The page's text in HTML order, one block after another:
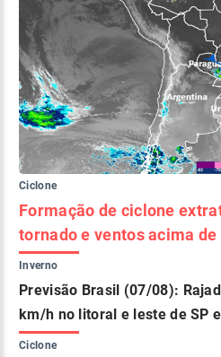
Ciclone
Formação de ciclone
tornado e ventos acima de
Inverno
Previsão Brasil (07/08):
km/h no litoral e leste de SP
Ciclone